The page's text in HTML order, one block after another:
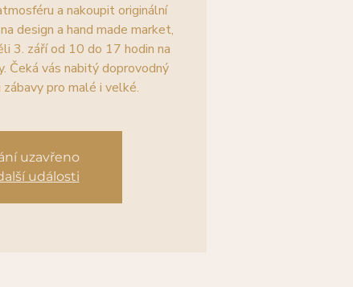
a nakoupit originální
design a hand made market,
3. září od 10 do 17 hodin na
Čeká vás nabitý doprovodný
pro malé i velké.
uzavřeno
události